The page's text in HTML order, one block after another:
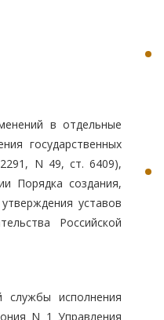
в отдельные
государственных
N 49, ст. 6409),
Порядка создания,
уставов
Российской
службы исполнения
N 1 Управления